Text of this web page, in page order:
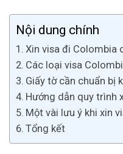
Nội dung chính
Xin visa đi Colombia
Các loại visa
Giấy tờ cần chuẩn bị
Hướng dẫn quy trình
Một vài lưu ý khi xin
Tổng kết